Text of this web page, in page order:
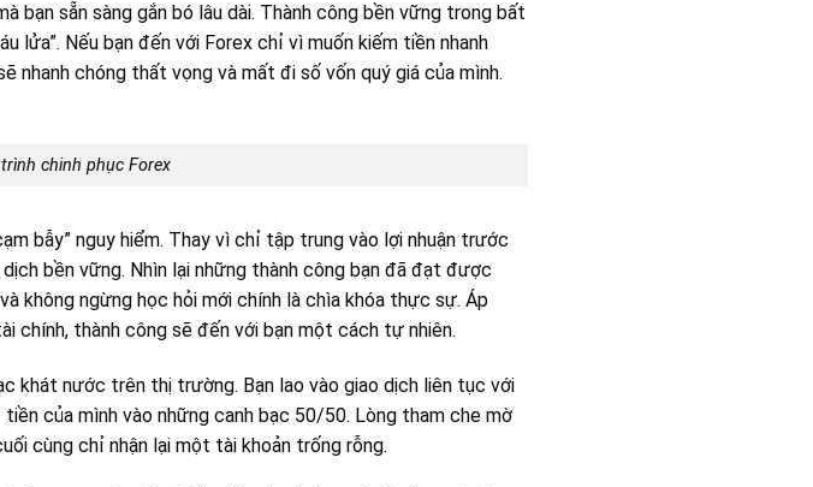
bạn sẵn sàng gắn bó lâu dài. Thành công bền vững trong bất
lửa”. Nếu bạn đến với Forex chỉ vì muốn kiếm tiền nhanh
nhanh chóng thất vọng và mất đi số vốn quý giá của mình.
chinh phục Forex
bẫy” nguy hiểm. Thay vì chỉ tập trung vào lợi nhuận trước
bền vững. Nhìn lại những thành công bạn đã đạt được
không ngừng học hỏi mới chính là chìa khóa thực sự. Áp
chính, thành công sẽ đến với bạn một cách tự nhiên.
khát nước trên thị trường. Bạn lao vào giao dịch liên tục với
của mình vào những canh bạc 50/50. Lòng tham che mờ
cùng chỉ nhận lại một tài khoản trống rỗng.